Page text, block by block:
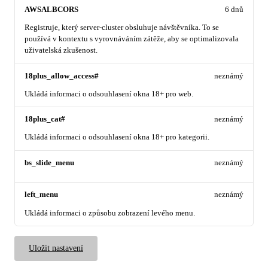
AWSALBCORS
Registruje, který server-cluster obsluhuje návštěvníka. To se
používá v kontextu s vyrovnáváním zátěže, aby se optimalizovala
uživatelská zkušenost.
6 dnů
18plus_allow_access#
Ukládá informaci o odsouhlasení okna 18+ pro web.
neznámý
18plus_cat#
Ukládá informaci o odsouhlasení okna 18+ pro kategorii.
neznámý
bs_slide_menu neznámý
left_menu
Ukládá informaci o způsobu zobrazení levého menu.
neznámý
Uložit nastavení